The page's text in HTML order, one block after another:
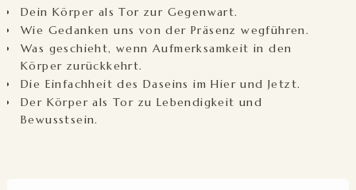
Dein Körper als Tor zur Gegenwart.
Wie Gedanken uns von der Präsenz wegführen.
Was geschieht, wenn Aufmerksamkeit in den
Körper zurückkehrt.
Die Einfachheit des Daseins im Hier und Jetzt.
Der Körper als Tor zu Lebendigkeit und
Bewusstsein.